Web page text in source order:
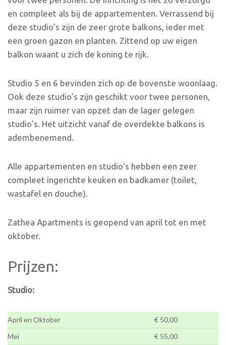
en compleet als bij de appartementen. Verrassend bij
deze studio’s zijn de zeer grote balkons, ieder met
een groen gazon en planten. Zittend op uw eigen
balkon waant u zich de koning te rijk.
Studio 5 en 6 bevinden zich op de bovenste woonlaag.
Ook deze studio’s zijn geschikt voor twee personen,
maar zijn ruimer van opzet dan de lager gelegen
studio’s. Het uitzicht vanaf de overdekte balkons is
adembenemend.
Alle appartementen en studio’s hebben een zeer
compleet ingerichte keuken en badkamer (toilet,
wastafel en douche).
Zathea Apartments is geopend van april tot en met
oktober.
Prijzen:
Studio:
April en Oktober
€ 50,00
Mei
€ 55,00